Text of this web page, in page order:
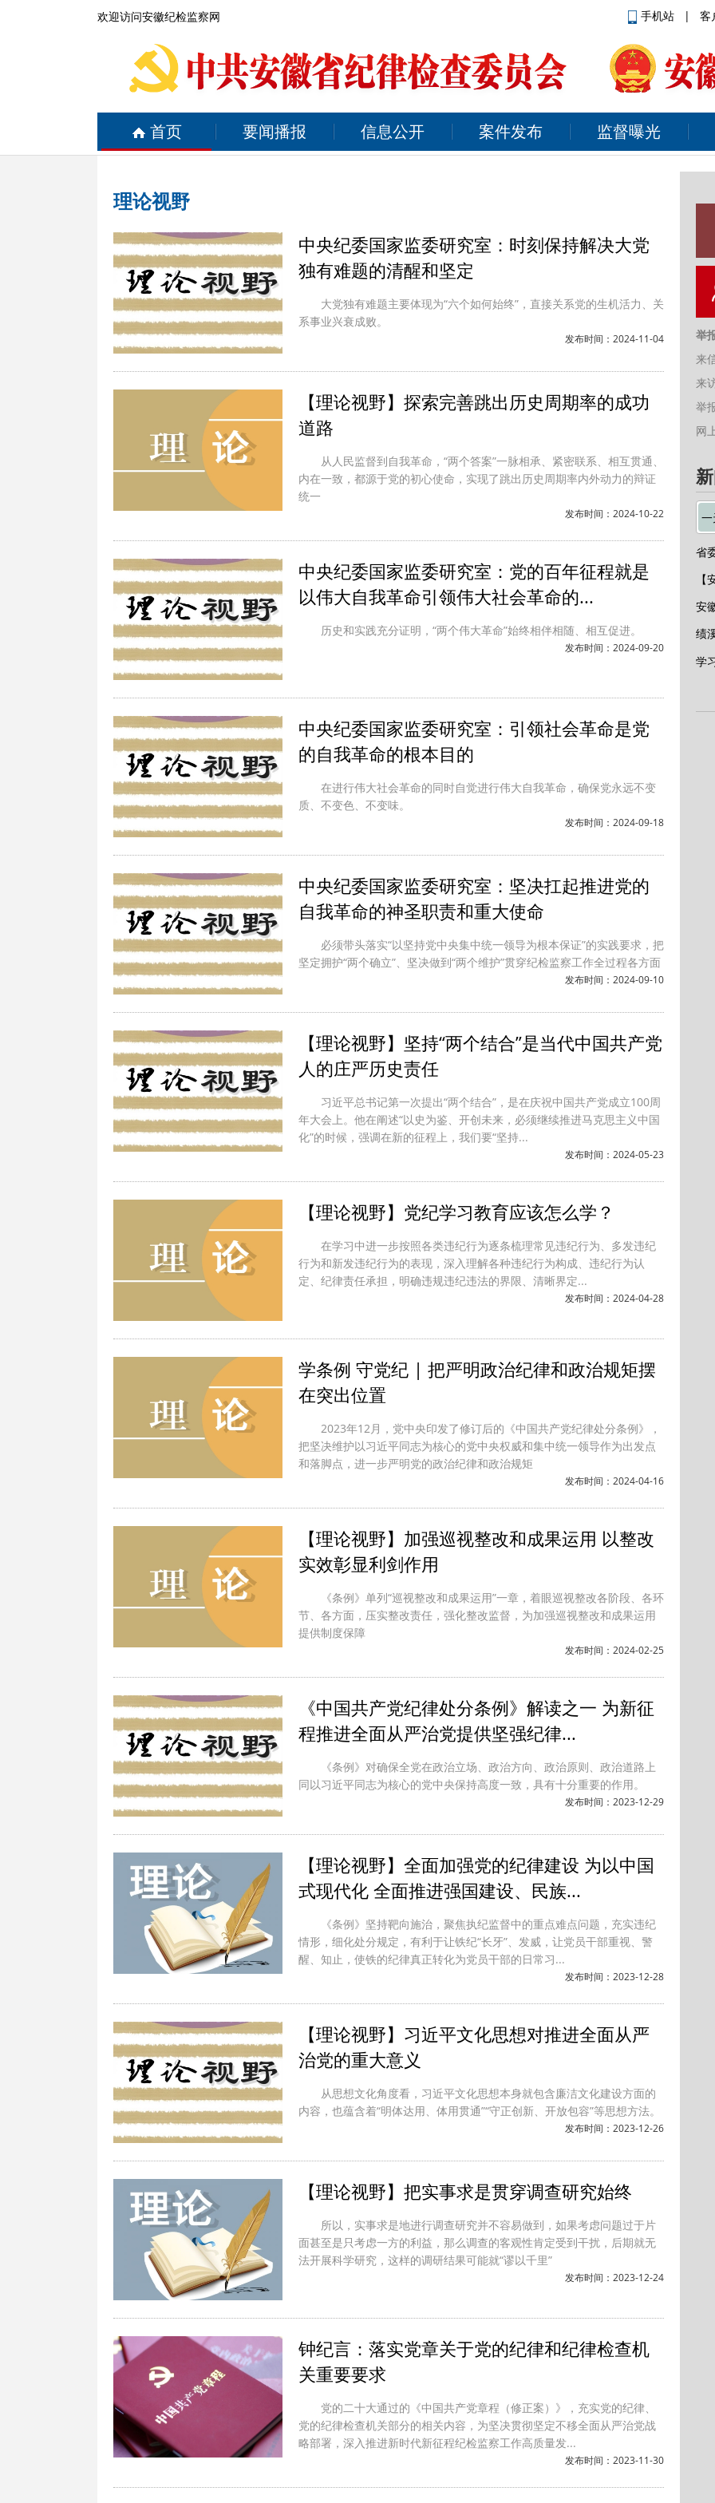
欢迎访问安徽纪检监察网 手机站 | 客
首页 要闻播报 信息公开 案件发布 监督曝光
理论视野
中央纪委国家监委研究室：时刻保持解决大党
独有难题的清醒和坚定
大党独有难题主要体现为“六个如何始终”，直接关系党的生机活力、关
系事业兴衰成败。
发布时间：2024-11-04
【理论视野】探索完善跳出历史周期率的成功
道路
从人民监督到自我革命，“两个答案”一脉相承、紧密联系、相互贯通、
内在一致，都源于党的初心使命，实现了跳出历史周期率内外动力的辩证
统一
发布时间：2024-10-22
中央纪委国家监委研究室：党的百年征程就是
以伟大自我革命引领伟大社会革命的...
历史和实践充分证明，“两个伟大革命”始终相伴相随、相互促进。
发布时间：2024-09-20
中央纪委国家监委研究室：引领社会革命是党
的自我革命的根本目的
在进行伟大社会革命的同时自觉进行伟大自我革命，确保党永远不变
质、不变色、不变味。
发布时间：2024-09-18
中央纪委国家监委研究室：坚决扛起推进党的
自我革命的神圣职责和重大使命
必须带头落实“以坚持党中央集中统一领导为根本保证”的实践要求，把
坚定拥护“两个确立”、坚决做到“两个维护”贯穿纪检监察工作全过程各方面
发布时间：2024-09-10
【理论视野】坚持“两个结合”是当代中国共产党
人的庄严历史责任
习近平总书记第一次提出“两个结合”，是在庆祝中国共产党成立100周
年大会上。他在阐述“以史为鉴、开创未来，必须继续推进马克思主义中国
化”的时候，强调在新的征程上，我们要“坚持...
发布时间：2024-05-23
【理论视野】党纪学习教育应该怎么学？
在学习中进一步按照各类违纪行为逐条梳理常见违纪行为、多发违纪
行为和新发违纪行为的表现，深入理解各种违纪行为构成、违纪行为认
定、纪律责任承担，明确违规违纪违法的界限、清晰界定...
发布时间：2024-04-28
学条例 守党纪 | 把严明政治纪律和政治规矩摆
在突出位置
2023年12月，党中央印发了修订后的《中国共产党纪律处分条例》，
把坚决维护以习近平同志为核心的党中央权威和集中统一领导作为出发点
和落脚点，进一步严明党的政治纪律和政治规矩
发布时间：2024-04-16
【理论视野】加强巡视整改和成果运用 以整改
实效彰显利剑作用
《条例》单列“巡视整改和成果运用”一章，着眼巡视整改各阶段、各环
节、各方面，压实整改责任，强化整改监督，为加强巡视整改和成果运用
提供制度保障
发布时间：2024-02-25
《中国共产党纪律处分条例》解读之一 为新征
程推进全面从严治党提供坚强纪律...
《条例》对确保全党在政治立场、政治方向、政治原则、政治道路上
同以习近平同志为核心的党中央保持高度一致，具有十分重要的作用。
发布时间：2023-12-29
【理论视野】全面加强党的纪律建设 为以中国
式现代化 全面推进强国建设、民族...
《条例》坚持靶向施治，聚焦执纪监督中的重点难点问题，充实违纪
情形，细化处分规定，有利于让铁纪“长牙”、发威，让党员干部重视、警
醒、知止，使铁的纪律真正转化为党员干部的日常习...
发布时间：2023-12-28
【理论视野】习近平文化思想对推进全面从严
治党的重大意义
从思想文化角度看，习近平文化思想本身就包含廉洁文化建设方面的
内容，也蕴含着“明体达用、体用贯通”“守正创新、开放包容”等思想方法。
发布时间：2023-12-26
【理论视野】把实事求是贯穿调查研究始终
所以，实事求是地进行调查研究并不容易做到，如果考虑问题过于片
面甚至是只考虑一方的利益，那么调查的客观性肯定受到干扰，后期就无
法开展科学研究，这样的调研结果可能就“谬以千里”
发布时间：2023-12-24
钟纪言：落实党章关于党的纪律和纪律检查机
关重要要求
党的二十大通过的《中国共产党章程（修正案）》，充实党的纪律、
党的纪律检查机关部分的相关内容，为坚决贯彻坚定不移全面从严治党战
略部署，深入推进新时代新征程纪检监察工作高质量发...
发布时间：2023-11-30
举
来
来
举
网